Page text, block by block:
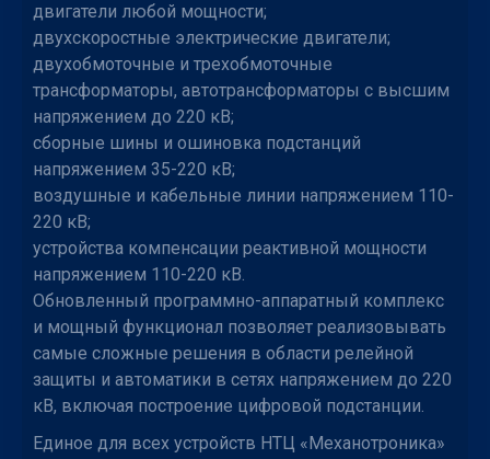
двигатели любой мощности;
двухскоростные электрические двигатели;
двухобмоточные и трехобмоточные
трансформаторы, автотрансформаторы с высшим
напряжением до 220 кВ;
сборные шины и ошиновка подстанций
напряжением 35-220 кВ;
воздушные и кабельные линии напряжением 110-
220 кВ;
устройства компенсации реактивной мощности
напряжением 110-220 кВ.
Обновленный программно-аппаратный комплекс
и мощный функционал позволяет реализовывать
самые сложные решения в области релейной
защиты и автоматики в сетях напряжением до 220
кВ, включая построение цифровой подстанции.
Единое для всех устройств НТЦ «Механотроника»